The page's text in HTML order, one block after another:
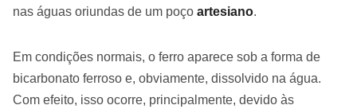
nas águas oriundas de um poço artesiano.
Em condições normais, o ferro aparece sob a forma de
bicarbonato ferroso e, obviamente, dissolvido na água.
Com efeito, isso ocorre, principalmente, devido às